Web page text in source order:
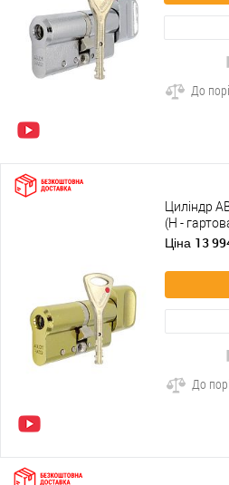
До
Циліндр
(H -
Ціна 13
До